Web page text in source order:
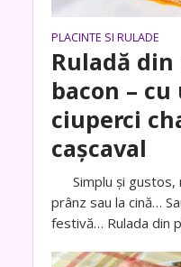
PLACINTE SI RULADE
Ruladă
bacon –
ciuperci
cașcaval
Simplu și gustos,
prânz sau la cină…
festivă… Rulada din